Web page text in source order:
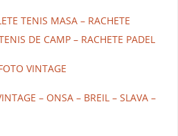
TENIS MASA – RACHETE
DE CAMP – RACHETE PADEL
VINTAGE
– ONSA – BREIL – SLAVA –